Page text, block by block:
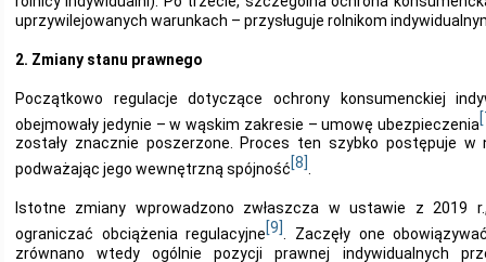
uprzywilejowanych warunkach – przysługuje rolnikom
2. Zmiany stanu prawnego
Początkowo regulacje dotyczące ochrony konsumenckiej
obejmowały jedynie – w wąskim zakresie – umowę ubezpieczenia
zostały znacznie poszerzone. Proces ten szybko postępuje w
podważając jego wewnętrzną spójność[8]
Istotne zmiany wprowadzono zwłaszcza w ustawie z 2019
ograniczać obciążenia regulacyjne[9]
. Zaczęły one
zrównano wtedy ogólnie pozycji prawnej indywidualnych